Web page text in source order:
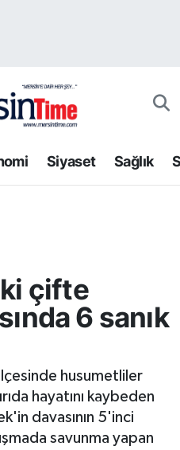
Siyaset Sağlık
çifte
6 sanık
husumetliler
hayatını kaybeden
davasının 5'inci
savunma yapan